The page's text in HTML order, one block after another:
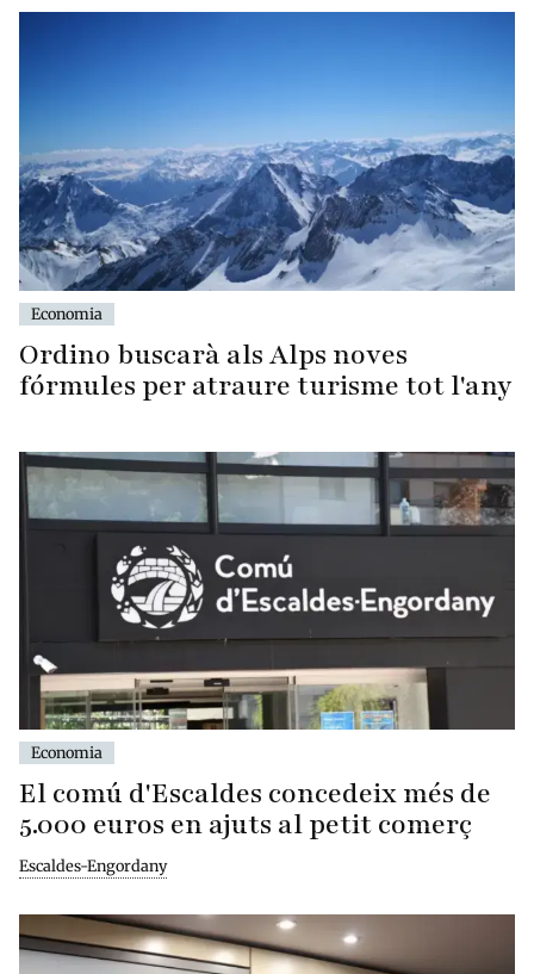
Economia
Ordino buscarà als Alps noves
fórmules per atraure turisme tot l'any
Economia
El comú d'Escaldes concedeix més de
5.000 euros en ajuts al petit comerç
Escaldes-Engordany